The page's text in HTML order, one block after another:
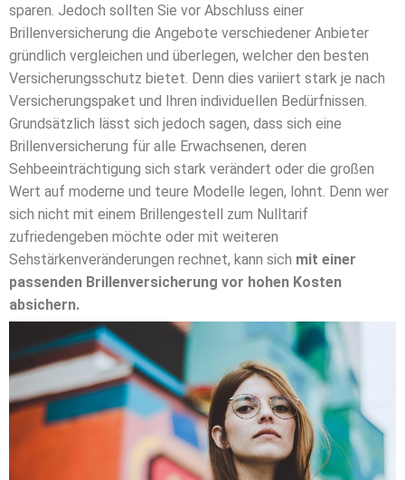
sparen. Jedoch sollten Sie vor Abschluss einer
Brillenversicherung die Angebote verschiedener Anbieter
gründlich vergleichen und überlegen, welcher den besten
Versicherungsschutz bietet. Denn dies variiert stark je nach
Versicherungspaket und Ihren individuellen Bedürfnissen.
Grundsätzlich lässt sich jedoch sagen, dass sich eine
Brillenversicherung für alle Erwachsenen, deren
Sehbeeinträchtigung sich stark verändert oder die großen
Wert auf moderne und teure Modelle legen, lohnt. Denn wer
sich nicht mit einem Brillengestell zum Nulltarif
zufriedengeben möchte oder mit weiteren
Sehstärkenveränderungen rechnet, kann sich mit einer
passenden Brillenversicherung vor hohen Kosten
absichern.